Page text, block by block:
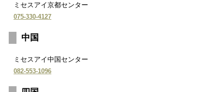
ミセスアイ京都センター
075-330-4127
中国
ミセスアイ中国センター
082-553-1096